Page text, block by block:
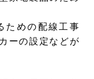
ための配線工事
ーの設定などが